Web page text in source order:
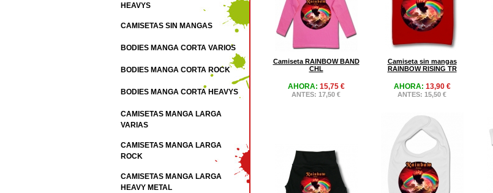
Camiseta RAINBOW BAND
CHL
AHORA: 15,75 €
ANTES: 17,50 €
Camiseta sin mangas
RAINBOW RISING TR
AHORA: 13,90 €
ANTES: 15,50 €
HEAVYS
CAMISETAS SIN MANGAS
BODIES MANGA CORTA VARIOS
BODIES MANGA CORTA ROCK
BODIES MANGA CORTA HEAVYS
CAMISETAS MANGA LARGA
VARIAS
CAMISETAS MANGA LARGA
ROCK
CAMISETAS MANGA LARGA
HEAVY METAL